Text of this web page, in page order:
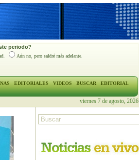
periodo?
Aún no, pero saldré más adelante.
EDITORIALES VIDEOS BUSCAR
EDITORIAL
viernes 7 de agosto, 2026